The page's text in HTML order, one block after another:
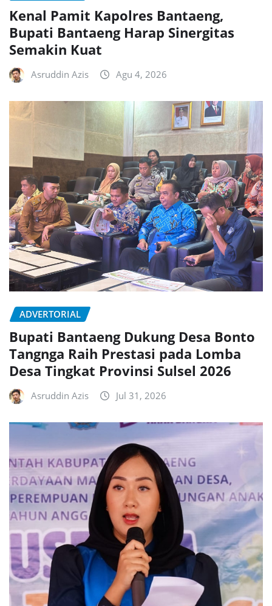
Kenal Pamit Kapolres Bantaeng,
Bupati Bantaeng Harap Sinergitas
Semakin Kuat
Asruddin Azis Agu 4, 2026
ADVERTORIAL
Bupati Bantaeng Dukung Desa Bonto
Tangnga Raih Prestasi pada Lomba
Desa Tingkat Provinsi Sulsel 2026
Asruddin Azis Jul 31, 2026